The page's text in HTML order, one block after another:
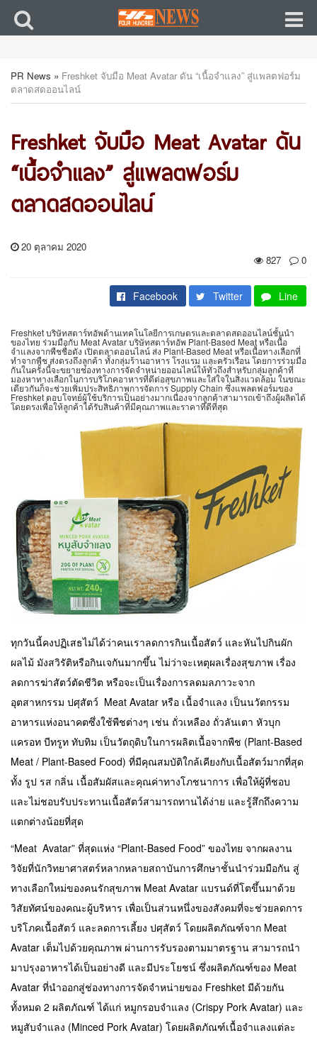
PR News » Freshket จับมือ Meat Avatar ดัน “เนื้อจำแลง” สู่แพลตฟอร์ม
ตลาดสดออนไลน์
Freshket จับมือ Meat Avatar ดัน
“เนื้อจำแลง” สู่แพลตฟอร์ม
ตลาดสดออนไลน์
20 ตุลาคม 2020
827
0
Facebook Twitter Line
Freshket บริษัทสตาร์ทอัพด้านเทคโนโลยีการเกษตรและตลาดสดออนไลน์ชั้นนำ
ของไทย ร่วมมือกับ Meat Avatar บริษัทสตาร์ทอัพ Plant-Based Meat หรือเนื้อ
จำแลงจากพืชชื่อดัง เปิดตลาดออนไลน์ ส่ง Plant-Based Meat หรือเนื้อทางเลือกที่
ทำจากพืช ส่งตรงถึงลูกค้า ทั้งกลุ่มร้านอาหาร โรงแรม และครัวเรือน โดยการร่วมมือ
กันในครั้งนี้จะขยายช่องทางการจัดจำหน่ายออนไลน์ให้ทั่วถึงสำหรับกลุ่มลูกค้าที่
มองหาทางเลือกในการบริโภคอาหารที่ดีต่อสุขภาพและใส่ใจในสิ่งแวดล้อม ในขณะ
เดียวกันก็จะช่วยเพิ่มประสิทธิภาพการจัดการSupply Chain ซึ่งแพลตฟอร์มของ
Freshket ตอบโจทย์ผู้ใช้บริการเป็นอย่างมากเนื่องจากลูกค้าสามารถเข้าถึงผู้ผลิตได้
โดยตรงเพื่อให้ลูกค้าได้รับสินค้าที่มีคุณภาพและราคาที่ดีที่สุด
ทุกวันนี้คงปฏิเสธไม่ได้ว่าคนเราลดการกินเนื้อสัตว์ และหันไปกินผัก
ผลไม้ มังสวิรัติหรือกินเจกันมากขึ้น ไม่ว่าจะเหตุผลเรื่องสุขภาพ เรื่อง
ลดการฆ่าสัตว์ตัดชีวิต หรือจะเป็นเรื่องการลดมลภาวะจาก
อุตสาหกรรม ปศุสัตว์ Meat Avatar หรือ เนื้อจำแลง เป็นนวัตกรรม
อาหารแห่งอนาคตซึ่งใช้พืชต่างๆ เช่น ถั่วเหลือง ถั่วลันเตา หัวบุก
แครอท บีทรูท ทับทิม เป็นวัตถุดิบในการผลิตเนื้อจากพืช (Plant-Based
Meat / Plant-Based Food) ที่มีคุณสมบัติใกล้เคียงกับเนื้อสัตว์มากที่สุด
ทั้ง รูป รส กลิ่น เนื้อสัมผัสและคุณค่าทางโภชนาการ เพื่อให้ผู้ที่ชอบ
และไม่ชอบรับประทานเนื้อสัตว์สามารถทานได้ง่าย และรู้สึกถึงความ
แตกต่างน้อยที่สุด
“Meat Avatar” ที่สุดแห่ง “Plant-Based Food” ของไทย จากผลงาน
วิจัยที่นักวิทยาศาสตร์หลากหลายสถาบันการศึกษาชั้นนำร่วมมือกัน สู่
ทางเลือกใหม่ของคนรักสุขภาพ Meat Avatar แบรนด์ที่โตขึ้นมาด้วย
วิสัยทัศน์ของคณะผู้บริหาร เพื่อเป็นส่วนหนึ่งของสังคมที่จะช่วยลดการ
บริโภคเนื้อสัตว์ และลดการเลี้ยง ปศุสัตว์ โดยผลิตภัณฑ์จาก Meat
Avatar เต็มไปด้วยคุณภาพ ผ่านการรับรองตามมาตรฐาน สามารถนำ
มาปรุงอาหารได้เป็นอย่างดี และมีประโยชน์ ซึ่งผลิตภัณฑ์ของ Meat
Avatar ที่นำออกสู่ช่องทางการจัดจำหน่ายของ Freshket มีด้วยกัน
ทั้งหมด 2 ผลิตภัณฑ์ ได้แก่ หมูกรอบจำแลง (Crispy Pork Avatar) และ
หมูสับจำแลง (Minced Pork Avatar) โดยผลิตภัณฑ์เนื้อจำแลงแต่ละ